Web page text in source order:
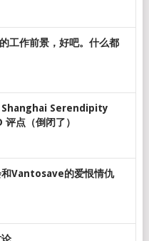
工作前景，好吧。什么都
Shanghai Serendipity
点（倒闭了）
Vantosave的爱恨情仇